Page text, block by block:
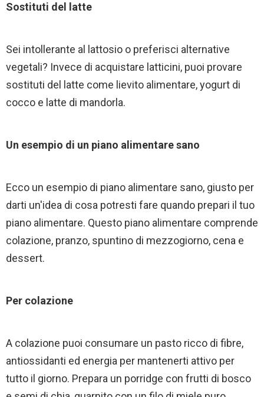
Sostituti del latte
Sei intollerante al lattosio o preferisci alternative
vegetali? Invece di acquistare latticini, puoi provare
sostituti del latte come lievito alimentare, yogurt di
cocco e latte di mandorla.
Un esempio di un piano alimentare sano
Ecco un esempio di piano alimentare sano, giusto per
darti un'idea di cosa potresti fare quando prepari il tuo
piano alimentare. Questo piano alimentare comprende
colazione, pranzo, spuntino di mezzogiorno, cena e
dessert.
Per colazione
A colazione puoi consumare un pasto ricco di fibre,
antiossidanti ed energia per mantenerti attivo per
tutto il giorno. Prepara un porridge con frutti di bosco